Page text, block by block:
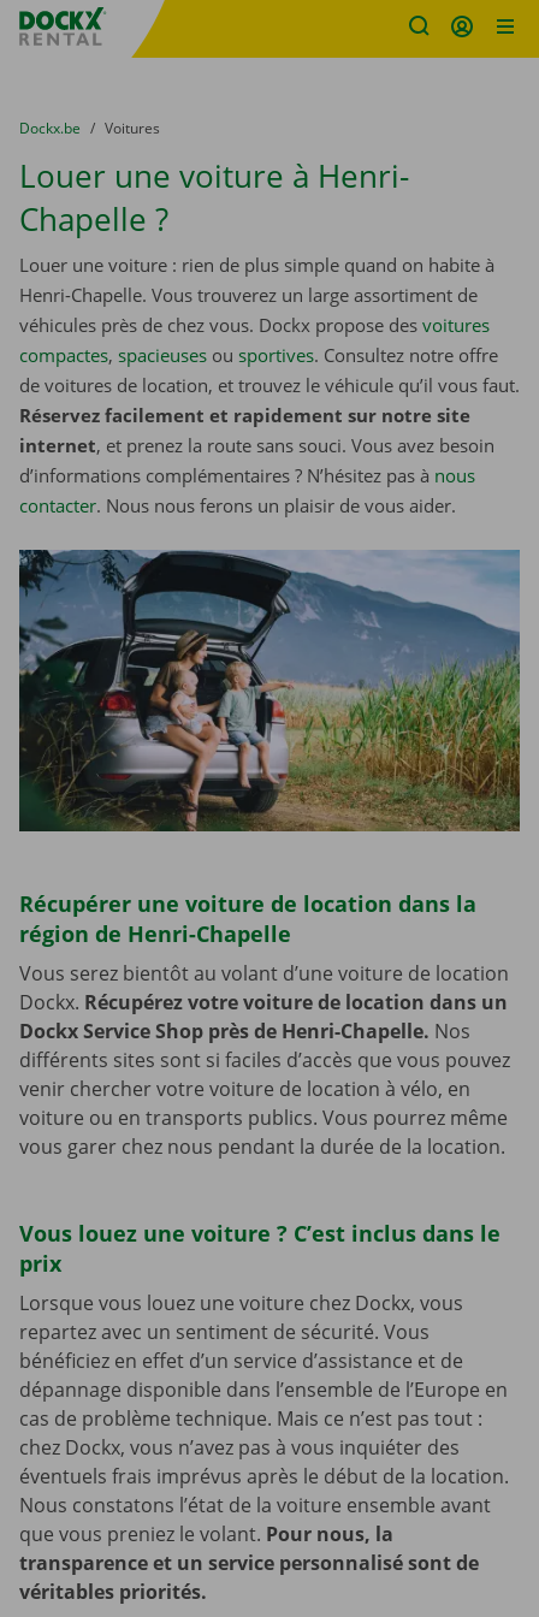
sitename
You are here:
du
Dockx.be to
Voitures
Louer une voiture à Henri-
Chapelle ?
Louer une voiture : rien de plus simple quand on habite à
Henri-Chapelle. Vous trouverez un large assortiment de
véhicules près de chez vous. Dockx propose des voitures
compactes, spacieuses ou sportives. Consultez notre offre
de voitures de location, et trouvez le véhicule qu’il vous faut.
Réservez facilement et rapidement sur notre site
internet, et prenez la route sans souci. Vous avez besoin
d’informations complémentaires ? N’hésitez pas à nous
contacter. Nous nous ferons un plaisir de vous aider.
Récupérer une voiture de location dans la
région de Henri-Chapelle
Vous serez bientôt au volant d’une voiture de location
Dockx. Récupérez votre voiture de location dans un
Dockx Service Shop près de Henri-Chapelle. Nos
différents sites sont si faciles d’accès que vous pouvez
venir chercher votre voiture de location à vélo, en
voiture ou en transports publics. Vous pourrez même
vous garer chez nous pendant la durée de la location.
Vous louez une voiture ? C’est inclus dans le
prix
Lorsque vous louez une voiture chez Dockx, vous
repartez avec un sentiment de sécurité. Vous
bénéficiez en effet d’un service d’assistance et de
dépannage disponible dans l’ensemble de l’Europe en
cas de problème technique. Mais ce n’est pas tout :
chez Dockx, vous n’avez pas à vous inquiéter des
éventuels frais imprévus après le début de la location.
Nous constatons l’état de la voiture ensemble avant
que vous preniez le volant. Pour nous, la
transparence et un service personnalisé sont de
véritables priorités.